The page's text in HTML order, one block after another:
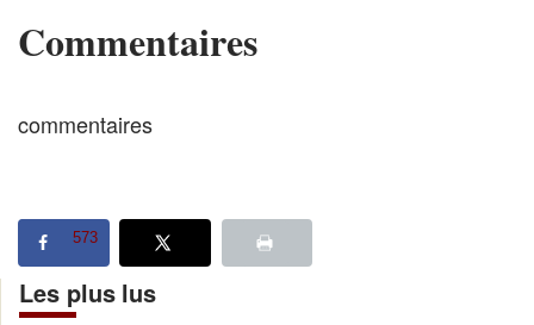
Commentaires
commentaires
573
Les plus lus